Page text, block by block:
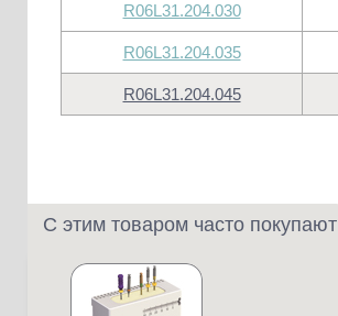
R06L31.204.030
R06L31.204.035
R06L31.204.045
С этим товаром часто покупают